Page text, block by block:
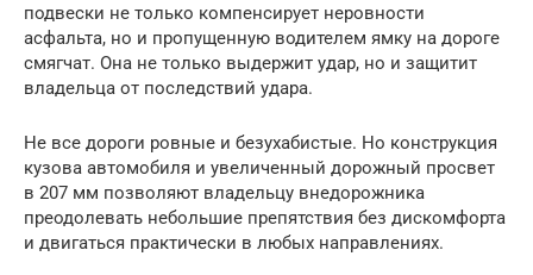
подвески не только компенсирует неровности
асфальта, но и пропущенную водителем ямку на дороге
смягчат. Она не только выдержит удар, но и защитит
владельца от последствий удара.
Не все дороги ровные и безухабистые. Но конструкция
кузова автомобиля и увеличенный дорожный просвет
в 207 мм позволяют владельцу внедорожника
преодолевать небольшие препятствия без дискомфорта
и двигаться практически в любых направлениях.